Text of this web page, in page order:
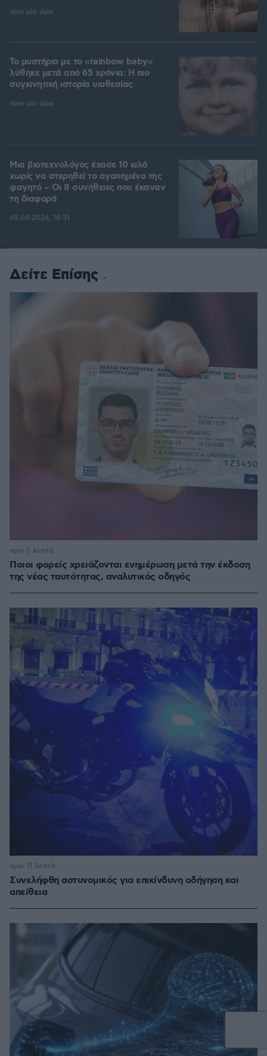
πριν μία ώρα
Το μυστήριο με το «rainbow baby»
λύθηκε μετά από 65 χρόνια: Η πιο
συγκινητική ιστορία υιοθεσίας
πριν μία ώρα
Μια βιοτεχνολόγος έχασε 10 κιλά
χωρίς να στερηθεί το αγαπημένο της
φαγητό – Οι 8 συνήθειες που έκαναν
τη διαφορά
05.08.2026, 18:31
Δείτε Επίσης
Ποιοι φορείς χρειάζονται ενημέρωση μετά την έκδοση
της νέας ταυτότητας, αναλυτικός οδηγός
πριν 5 λεπτά
Συνελήφθη αστυνομικός για επικίνδυνη οδήγηση και
απείθεια
πριν 11 λεπτά